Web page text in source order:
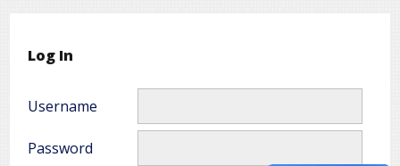
Log In
Username
Password